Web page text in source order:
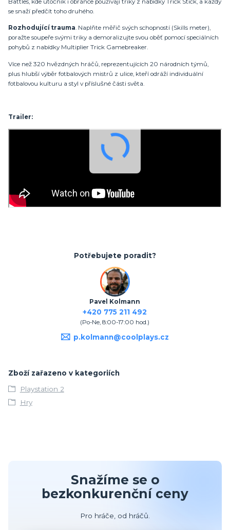
Battles, kde útočník i obránce používají triky z nabídky Trick Stick, a každý
se snaží předčít toho druhého.
Rozhodující trauma. Naplňte měřič svých schopností (Skills meter),
poražte soupeře svými triky a demoralizujte svou oběť pomocí speciálních
pohybů z nabídky Multiplier Trick Gamebreaker.
Více než 320 hvězdných hráčů, reprezentujících 20 národních týmů,
plus hlubší výběr fotbalových mistrů z ulice, kteří odráží individuální
fotbalovou kulturu a styl v příslušné části světa.
Trailer:
Potřebujete poradit?
Pavel Kolmann
+420 775 211 492
(Po-Ne, 8:00-17:00 hod.)
p.kolmann@coolplays.cz
Zboží zařazeno v kategoriích
Playstation 2
Hry
Snažíme se o
bezkonkurenční ceny
Pro hráče, od hráčů.